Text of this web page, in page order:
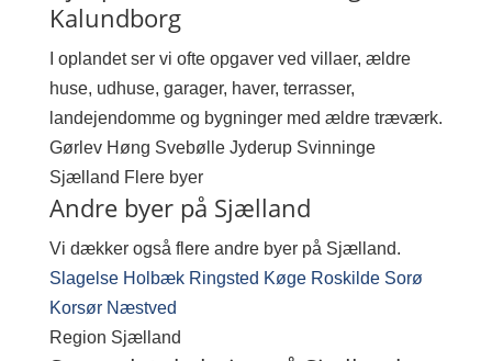
Kalundborg
I oplandet ser vi ofte opgaver ved villaer, ældre
huse, udhuse, garager, haver, terrasser,
landejendomme og bygninger med ældre træværk.
Gørlev Høng Svebølle Jyderup Svinninge
Sjælland Flere byer
Andre byer på Sjælland
Vi dækker også flere andre byer på Sjælland.
Slagelse Holbæk Ringsted Køge Roskilde Sorø
Korsør Næstved
Region Sjælland